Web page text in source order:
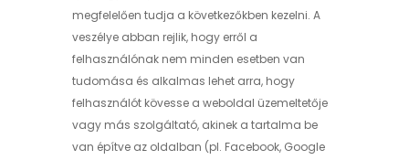
megfelelően tudja a következőkben kezelni. A
veszélye abban rejlik, hogy erről a
felhasználónak nem minden esetben van
tudomása és alkalmas lehet arra, hogy
felhasználót kövesse a weboldal üzemeltetője
vagy más szolgáltató, akinek a tartalma be
van építve az oldalban (pl. Facebook, Google